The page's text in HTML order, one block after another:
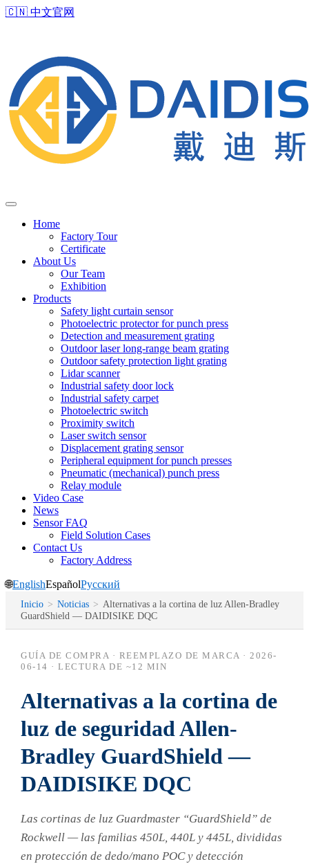
🇨🇳 中文官网
Home
Factory Tour
Certificate
About Us
Our Team
Exhibition
Products
Safety light curtain sensor
Photoelectric protector for punch press
Detection and measurement grating
Outdoor laser long-range beam grating
Outdoor safety protection light grating
Lidar scanner
Industrial safety door lock
Industrial safety carpet
Photoelectric switch
Proximity switch
Laser switch sensor
Displacement grating sensor
Peripheral equipment for punch presses
Pneumatic (mechanical) punch press
Relay module
Video Case
News
Sensor FAQ
Field Solution Cases
Contact Us
Factory Address
🌐EnglishEspañolРусский
Inicio > Noticias > Alternativas a la cortina de luz Allen-Bradley
GuardShield — DAIDISIKE DQC
GUÍA DE COMPRA · REEMPLAZO DE MARCA · 2026-
06-14 · LECTURA DE ~12 MIN
Alternativas a la cortina de
luz de seguridad Allen-
Bradley GuardShield —
DAIDISIKE DQC
Las cortinas de luz Guardmaster “GuardShield” de
Rockwell — las familias 450L, 440L y 445L, divididas
en protección de dedo/mano POC y detección